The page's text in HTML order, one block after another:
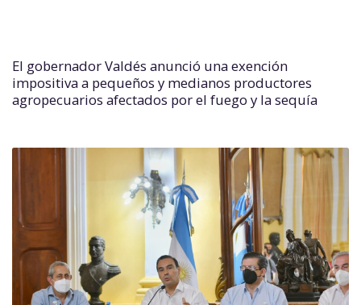
El gobernador Valdés anunció una exención
impositiva a pequeños y medianos productores
agropecuarios afectados por el fuego y la sequía